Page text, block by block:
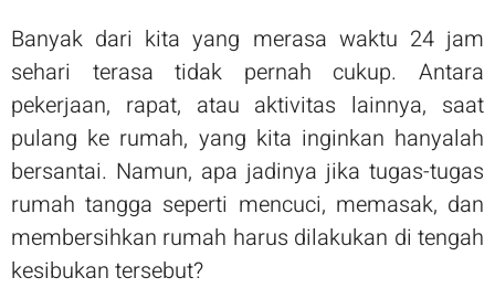
Banyak dari kita yang merasa waktu 24 jam
sehari terasa tidak pernah cukup. Antara
pekerjaan, rapat, atau aktivitas lainnya, saat
pulang ke rumah, yang kita inginkan hanyalah
bersantai. Namun, apa jadinya jika tugas-tugas
rumah tangga seperti mencuci, memasak, dan
membersihkan rumah harus dilakukan di tengah
kesibukan tersebut?